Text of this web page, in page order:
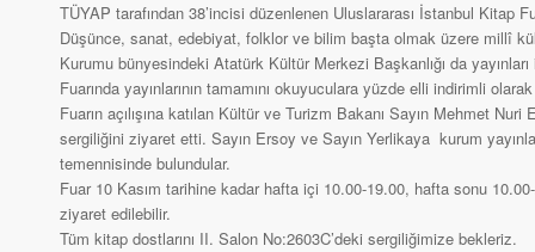
TÜYAP tarafından 38’incisi düzenlenen Uluslararası İstanbul Kitap
Düşünce, sanat, edebiyat, folklor ve bilim başta olmak üzere millî
Kurumu bünyesindeki Atatürk Kültür Merkezi Başkanlığı da
Fuarında yayınlarının tamamını okuyuculara yüzde elli indirimli
Fuarın açılışına katılan Kültür ve Turizm Bakanı Sayın Mehmet
sergiliğini ziyaret etti. Sayın Ersoy ve Sayın Yerlikaya kurum
temennisinde bulundular.
Fuar 10 Kasım tarihine kadar hafta içi 10.00-19.00, hafta sonu
ziyaret edilebilir.
Tüm kitap dostlarını II. Salon No:2603C’deki sergiliğimize bekleriz.